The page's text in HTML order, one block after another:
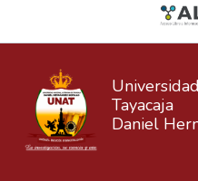
Tayacaja
Daniel